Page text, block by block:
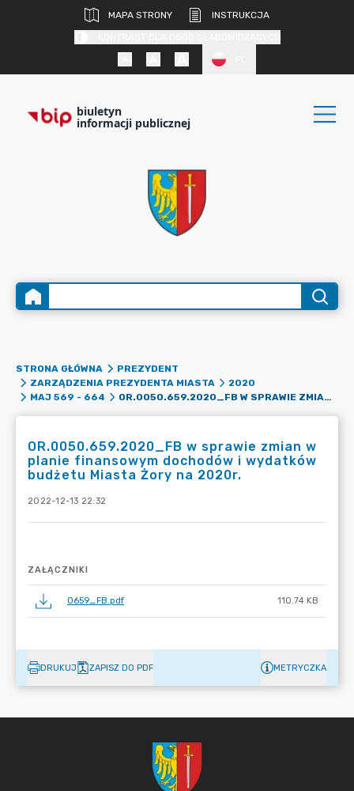
MAPA STRONY
INSTRUKCJA
biuletyn
informacji publicznej
STRONA GŁÓWNA
PREZYDENT
ZARZĄDZENIA PREZYDENTA MIASTA
2020
MAJ 569 - 664
OR.0050.659.2020_FB W SPRAWIE ZMIAN W PLANIE FINANSOWYM DOCHODÓW I WYDATKÓW BUDŻETU MIASTA ŻORY NA 2020R.
OR.0050.659.2020_FB w sprawie zmian w
planie finansowym dochodów i wydatków
budżetu Miasta Żory na 2020r.
2022-12-13 22:32
ZAŁĄCZNIKI
0659_FB.pdf 110.74 KB
DRUKUJ ZAPISZ DO PDF METRYCZKA